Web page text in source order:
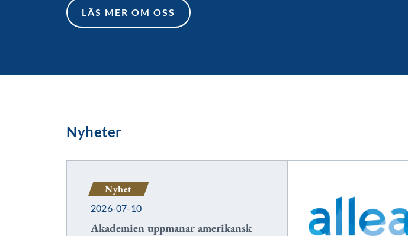
LÄS MER OM OSS
LÄS MER OM OSS
Nyheter
Nyhet
2026-07-10
Akademien uppmanar amerikansk